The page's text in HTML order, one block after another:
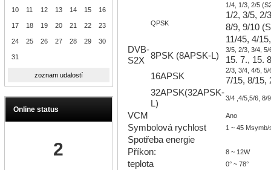
10 11 12 13 14 15 16
17 18 19 20 21 22 23
24 25 26 27 28 29 30
31
zoznam udalostí
Online status
2
DVB-
S2X
QPSK
1/4, 1/3, 2/5
1/2, 3/5, 2/
8/9, 9/10
11/45, 4/
8PSK (8APSK-L)
3/5, 2/3, 3/4,
15. 7., 15.
16APSK
2/3, 3/4, 4/5,
7/15, 8/15,
32APSK(32APSK-
L)
3/4 ,4/5,5/6, 8/
VCM Ano
Symbolová rychlost 1 ~ 45 Msymb/
Spotřeba energie
Příkon:
8 ~ 12W
teplota 0° ~ 78°